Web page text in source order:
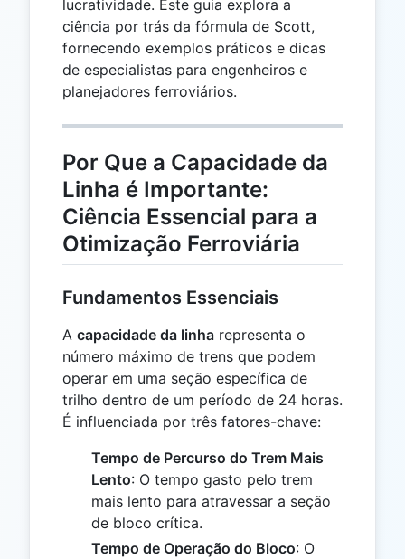
lucratividade. Este guia explora a
ciência por trás da fórmula de Scott,
fornecendo exemplos práticos e dicas
de especialistas para engenheiros e
planejadores ferroviários.
Por Que a Capacidade da
Linha é Importante:
Ciência Essencial para a
Otimização Ferroviária
Fundamentos Essenciais
A capacidade da linha representa o
número máximo de trens que podem
operar em uma seção específica de
trilho dentro de um período de 24 horas.
É influenciada por três fatores-chave:
Tempo de Percurso do Trem Mais
Lento: O tempo gasto pelo trem
mais lento para atravessar a seção
de bloco crítica.
Tempo de Operação do Bloco: O